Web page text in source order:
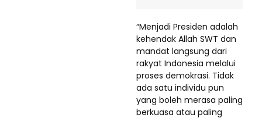
“Menjadi Presiden adalah
kehendak Allah SWT dan
mandat langsung dari
rakyat Indonesia melalui
proses demokrasi. Tidak
ada satu individu pun
yang boleh merasa paling
berkuasa atau paling